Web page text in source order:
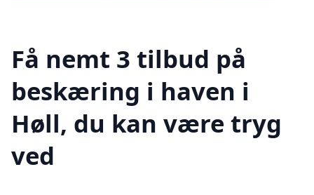
Få nemt 3 tilbud på
beskæring i haven i
Høll, du kan være tryg
ved